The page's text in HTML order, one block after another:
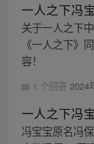
一人之下冯
关于一人之下
《一人之下》
容！
1 个回答 2024
一人之下冯
冯宝宝原名冯